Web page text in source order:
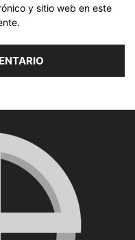
y sitio web en este